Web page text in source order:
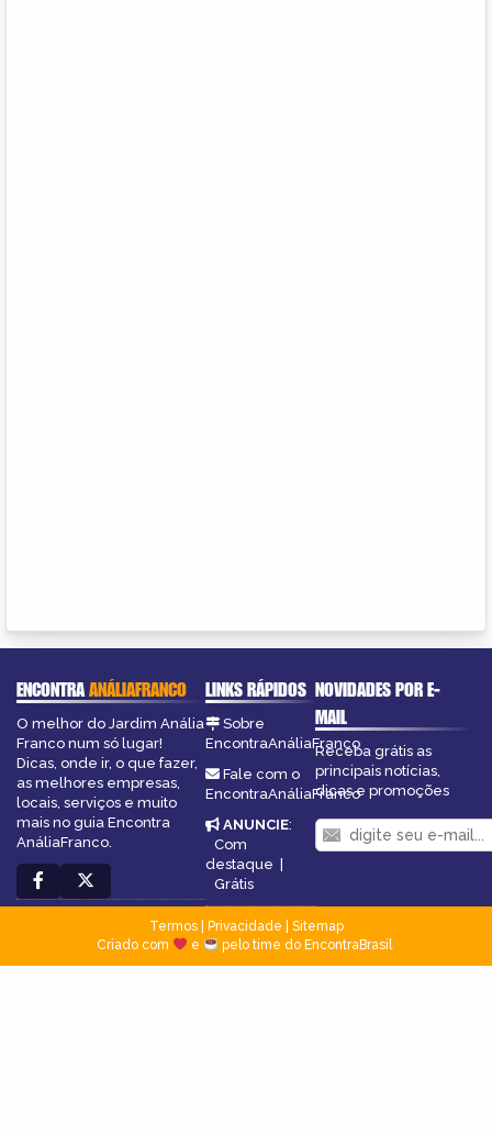
ENCONTRAANÁLIAFRANCO
O melhor do Jardim Anália
Franco num só lugar!
Dicas, onde ir, o que fazer,
as melhores empresas,
locais, serviços e muito
mais no guia Encontra
AnáliaFranco.
LINKS RÁPIDOS
Sobre
EncontraAnáliaFranco
Fale com o
EncontraAnáliaFranco
ANUNCIE:
Com
destaque
Grátis
NOVIDADES POR E-
MAIL
Receba grátis as
principais notícias,
dicas e promoções
Termos| Privacidade
Sitemap
Criado com
e pelo time do EncontraBrasil